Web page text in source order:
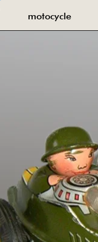
motocycle